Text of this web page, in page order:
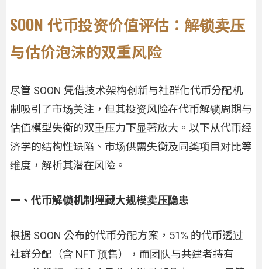
SOON 代币投资价值评估：解锁卖压
与估价泡沫的双重风险
尽管 SOON 凭借技术架构创新与社群化代币分配机
制吸引了市场关注，但其投资风险在代币解锁周期与
估值模型失衡的双重压力下显著放大。以下从代币经
济学的结构性缺陷、市场供需失衡及同类项目对比等
维度，解析其潜在风险。
一、代币解锁机制埋藏大规模卖压隐患
根据 SOON 公布的代币分配方案，51% 的代币透过
社群分配（含 NFT 预售），而团队与共建者持有